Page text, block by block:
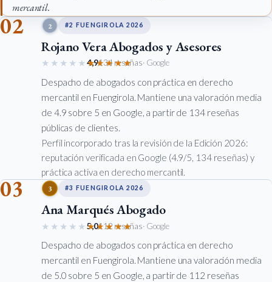
mercantil.
02 2 #2 FUENGIROLA 2026
Rojano Vera Abogados y Asesores
★★★★★★★★★★
4,9134 reseñas· Google
Despacho de abogados con práctica en derecho
mercantil en Fuengirola. Mantiene una valoración media
de 4.9 sobre 5 en Google, a partir de 134 reseñas
públicas de clientes.
Perfil incorporado tras la revisión de la Edición 2026:
reputación verificada en Google (4.9/5, 134 reseñas) y
práctica activa en derecho mercantil.
03 3 #3 FUENGIROLA 2026
Ana Marqués Abogado
★★★★★★★★★★
5,0112 reseñas· Google
Despacho de abogados con práctica en derecho
mercantil en Fuengirola. Mantiene una valoración media
de 5.0 sobre 5 en Google, a partir de 112 reseñas